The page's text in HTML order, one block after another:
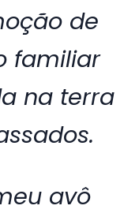
de
familiar
na terra
avô